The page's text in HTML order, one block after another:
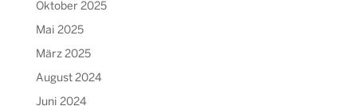
Oktober 2025
Mai 2025
März 2025
August 2024
Juni 2024